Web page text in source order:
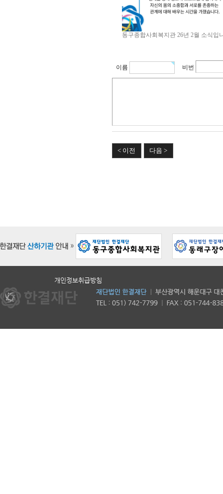
동구종합사회복지관 26년 2월 소식입
이름 비번
< 이전 다음 >
개인정보취급방침